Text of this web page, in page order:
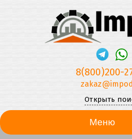
8(800)200-
Открыть
Меню